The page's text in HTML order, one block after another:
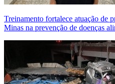
Treinamento fortalece atuação de
Minas na prevenção de doenças